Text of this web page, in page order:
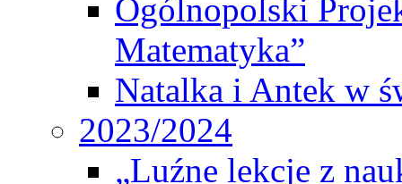
Ogólnopolski
Matematyka”
Natalka i Antek w
2023/2024
„Luźne lekcje z